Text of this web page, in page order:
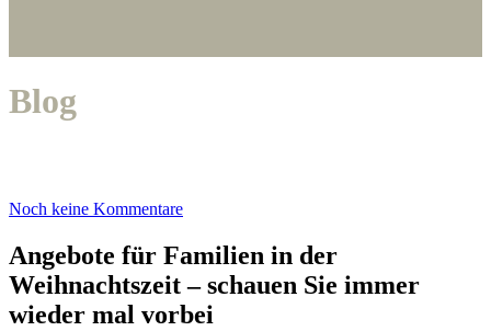
Blog
Noch keine Kommentare
Angebote für Familien in der
Weihnachtszeit – schauen Sie immer
wieder mal vorbei